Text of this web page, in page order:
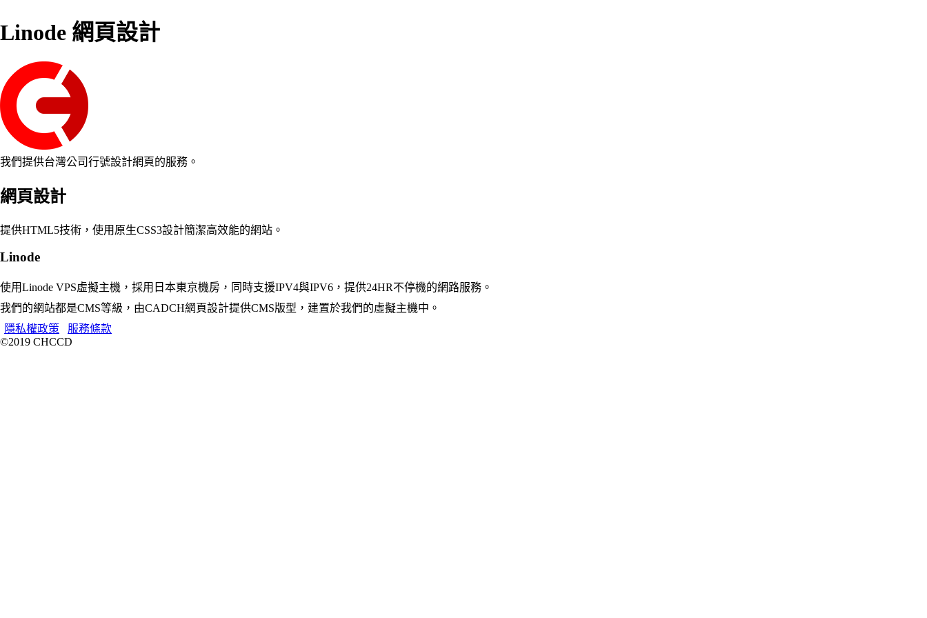
Linode 網頁設計
我們提供台灣公司行號設計網頁的服務。
網頁設計
提供HTML5技術，使用原生CSS3設計簡潔高效能的網站。
Linode
使用Linode VPS虛擬主機，採用日本東京機房，同時支援IPV4與IPV6，提供24HR不停機的網路服務。
我們的網站都是CMS等級，由CADCH網頁設計提供CMS版型，建置於我們的虛擬主機中。
隱私權政策
服務條款
©2019 CHCCD